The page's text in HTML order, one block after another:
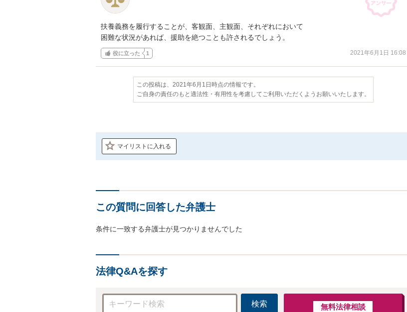
扶養義務を履行することが、客観面、主観面、それぞれにおいて
困難な状況があれば、援助を絶つことも許されるでしょう。
役に立った 1 2021年6月1日 16:08
この投稿は、2021年6月1日時点の情報です。
ご自身の責任のもと適法性・有用性を考慮してご利用いただくようお願いいたします。
マイリストに入れる
この質問に回答した弁護士
条件に一致する弁護士が見つかりませんでした
法律Q&Aを探す
検索 無料法律相談